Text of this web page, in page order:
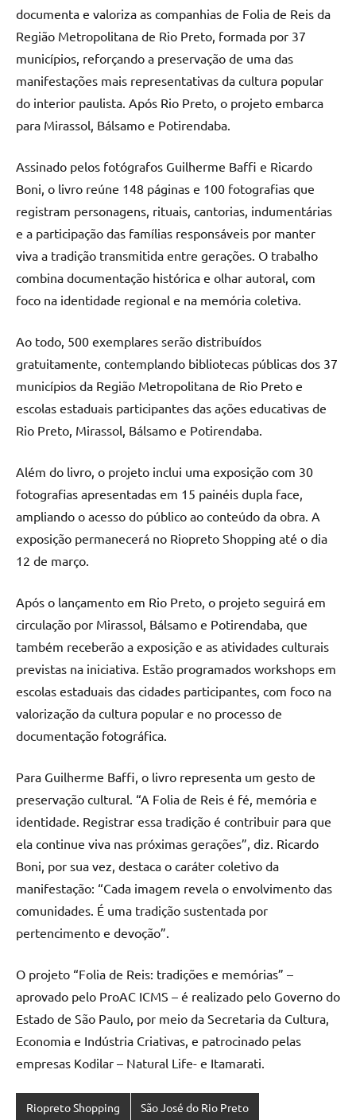
documenta e valoriza as companhias de Folia de Reis da
Região Metropolitana de Rio Preto, formada por 37
municípios, reforçando a preservação de uma das
manifestações mais representativas da cultura popular
do interior paulista. Após Rio Preto, o projeto embarca
para Mirassol, Bálsamo e Potirendaba.
Assinado pelos fotógrafos Guilherme Baffi e Ricardo
Boni, o livro reúne 148 páginas e 100 fotografias que
registram personagens, rituais, cantorias, indumentárias
e a participação das famílias responsáveis por manter
viva a tradição transmitida entre gerações. O trabalho
combina documentação histórica e olhar autoral, com
foco na identidade regional e na memória coletiva.
Ao todo, 500 exemplares serão distribuídos
gratuitamente, contemplando bibliotecas públicas dos 37
municípios da Região Metropolitana de Rio Preto e
escolas estaduais participantes das ações educativas de
Rio Preto, Mirassol, Bálsamo e Potirendaba.
Além do livro, o projeto inclui uma exposição com 30
fotografias apresentadas em 15 painéis dupla face,
ampliando o acesso do público ao conteúdo da obra. A
exposição permanecerá no Riopreto Shopping até o dia
12 de março.
Após o lançamento em Rio Preto, o projeto seguirá em
circulação por Mirassol, Bálsamo e Potirendaba, que
também receberão a exposição e as atividades culturais
previstas na iniciativa. Estão programados workshops em
escolas estaduais das cidades participantes, com foco na
valorização da cultura popular e no processo de
documentação fotográfica.
Para Guilherme Baffi, o livro representa um gesto de
preservação cultural. “A Folia de Reis é fé, memória e
identidade. Registrar essa tradição é contribuir para que
ela continue viva nas próximas gerações”, diz. Ricardo
Boni, por sua vez, destaca o caráter coletivo da
manifestação: “Cada imagem revela o envolvimento das
comunidades. É uma tradição sustentada por
pertencimento e devoção”.
O projeto “Folia de Reis: tradições e memórias” –
aprovado pelo ProAC ICMS – é realizado pelo Governo do
Estado de São Paulo, por meio da Secretaria da Cultura,
Economia e Indústria Criativas, e patrocinado pelas
empresas Kodilar – Natural Life- e Itamarati.
Riopreto Shopping São José do Rio Preto